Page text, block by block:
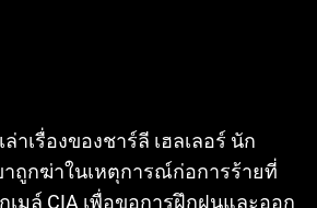
เรื่องของชาร์ลี เฮลเลอร์ นัก
ถูกฆ่าในเหตุการณ์ก่อการร้ายที่
มล์ CIA เพื่อขอการฝึกฝนและออก